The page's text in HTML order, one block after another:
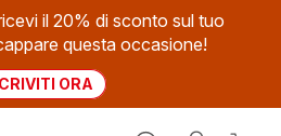
il 20% di sconto sul tuo
questa occasione!
ORA